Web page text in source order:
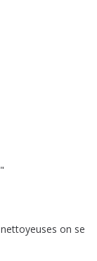
"
nettoyeuses on se